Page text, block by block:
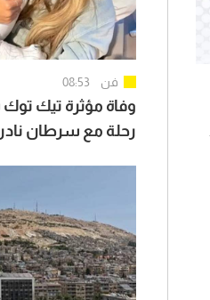
فن 08:53
رحلة مع سرطان نادر